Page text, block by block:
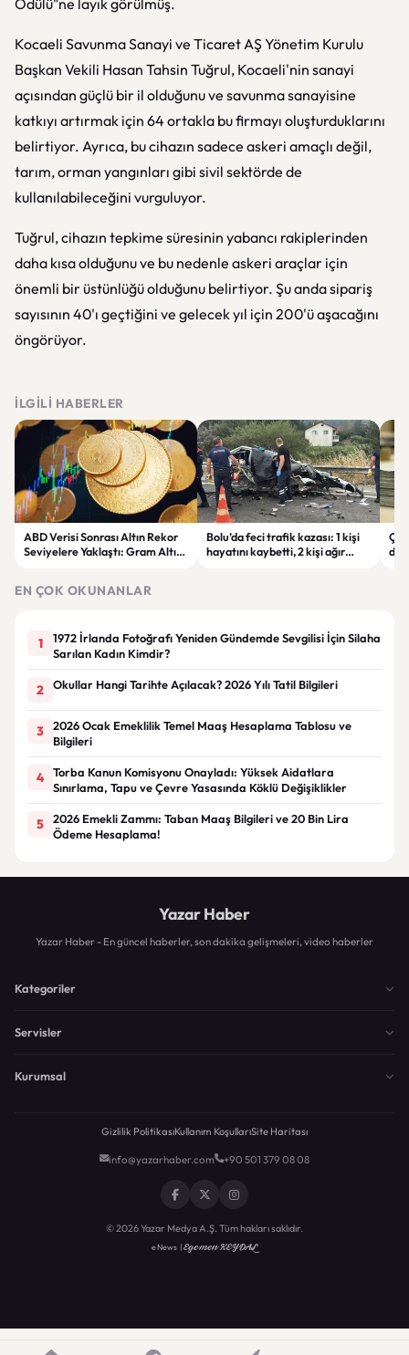
Ödülü"ne layık görülmüş.
Kocaeli Savunma Sanayi ve Ticaret AŞ Yönetim Kurulu
Başkan Vekili Hasan Tahsin Tuğrul, Kocaeli'nin sanayi
açısından güçlü bir il olduğunu ve savunma sanayisine
katkıyı artırmak için 64 ortakla bu firmayı oluşturduklarını
belirtiyor. Ayrıca, bu cihazın sadece askeri amaçlı değil,
tarım, orman yangınları gibi sivil sektörde de
kullanılabileceğini vurguluyor.
Tuğrul, cihazın tepkime süresinin yabancı rakiplerinden
daha kısa olduğunu ve bu nedenle askeri araçlar için
önemli bir üstünlüğü olduğunu belirtiyor. Şu anda sipariş
sayısının 40'ı geçtiğini ve gelecek yıl için 200'ü aşacağını
öngörüyor.
İLGILI HABERLER
ABD Verisi Sonrası Altın Rekor
Seviyelere Yaklaştı: Gram Altın
Bolu’da feci trafik kazası: 1 kişi
hayatını kaybetti, 2 kişi ağır
EN ÇOK OKUNANLAR
1
1972 İrlanda Fotoğrafı Yeniden Gündemde Sevgilisi İçin Silaha
Sarılan Kadın Kimdir?
2 Okullar Hangi Tarihte Açılacak? 2026 Yılı Tatil Bilgileri
3
2026 Ocak Emeklilik Temel Maaş Hesaplama Tablosu ve
Bilgileri
4
Torba Kanun Komisyonu Onayladı: Yüksek Aidatlara
Sınırlama, Tapu ve Çevre Yasasında Köklü Değişiklikler
5
2026 Emekli Zammı: Taban Maaş Bilgileri ve 20 Bin Lira
Ödeme Hesaplama!
Yazar Haber
Yazar Haber - En güncel haberler, son dakika gelişmeleri, video haberler
Kategoriler
Servisler
Kurumsal
Gizlilik PolitikasıKullanım KoşullarıSite Haritası
info@yazarhaber.com +90 501 379 08 08
© 2026 Yazar Medya A.Ş. Tüm hakları saklıdır.
eNews |Egemen KEYDAL